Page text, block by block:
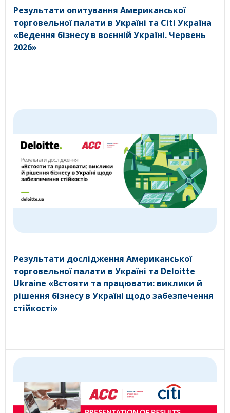
Результати опитування Американської
торговельної палати в Україні та Citi Україна
«Ведення бізнесу в воєнній Україні. Червень
2026»
Результати дослідження Американської
торговельної палати в Україні та Deloitte
Ukraine «Встояти та працювати: виклики й
рішення бізнесу в Україні щодо забезпечення
стійкості»